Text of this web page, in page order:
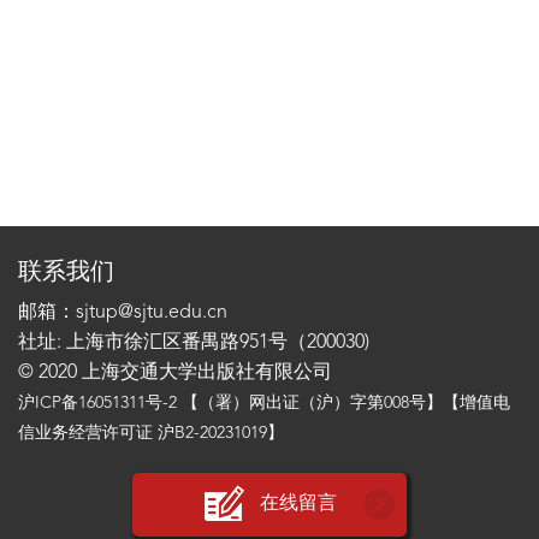
联系我们
邮箱：sjtup@sjtu.edu.cn
社址: 上海市徐汇区番禺路951号（200030)
© 2020 上海交通大学出版社有限公司
沪ICP备16051311号-2 【（署）网出证（沪）字第008号】【增值电
信业务经营许可证 沪B2-20231019】
在线留言